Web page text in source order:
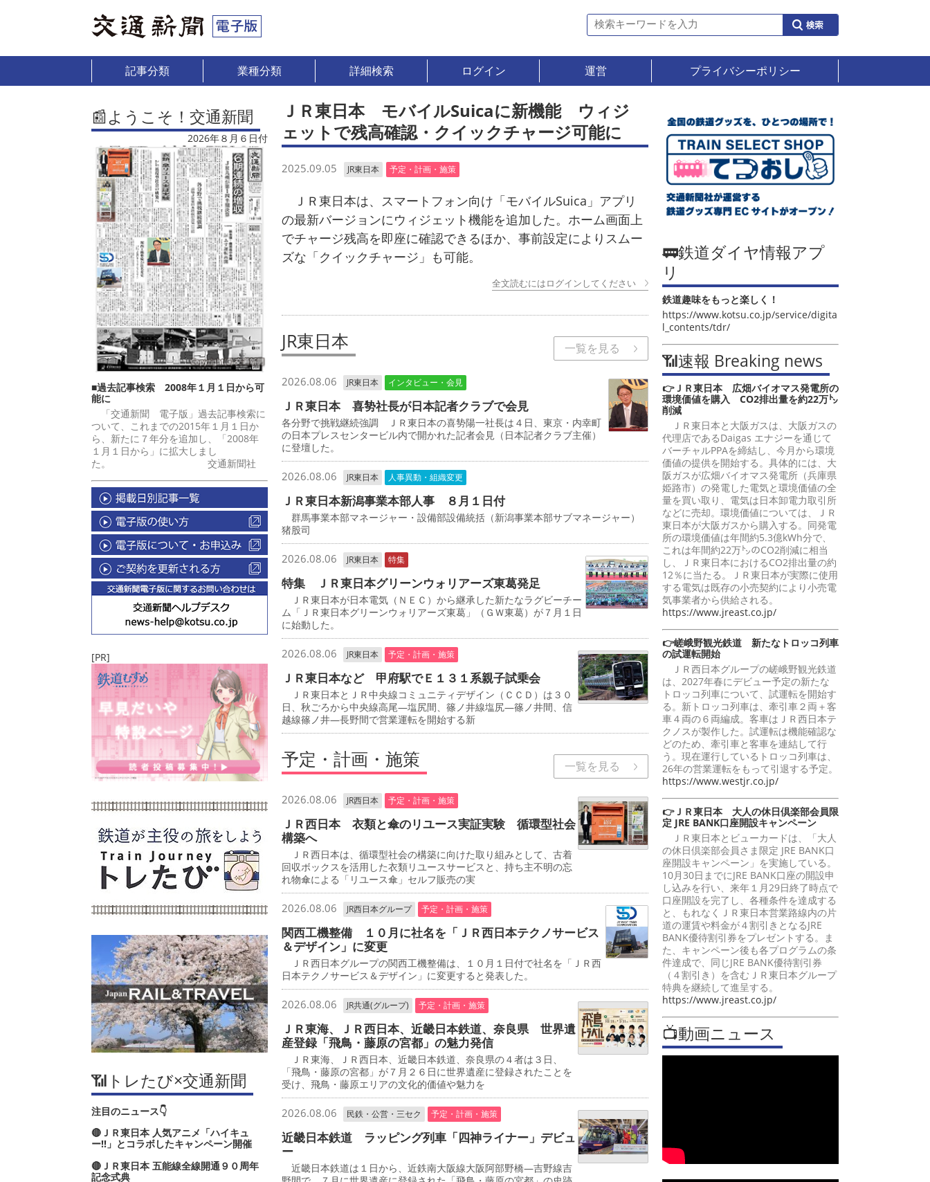
記事分類 業種分類 詳細検索 ログイン 運営 プライバシーポリシー
📰ようこそ！交通新聞
2026年８月６日付
■過去記事検索 2008年１月１日から可
能に
「交通新聞 電子版」過去記事検索に
ついて、これまでの2015年１月１日か
ら、新たに７年分を追加し、「2008年
１月１日から」に拡大しまし
た。 交通新聞社
[PR]
📶トレたび×交通新聞
注目のニュース👇
🔴ＪＲ東日本 人気アニメ「ハイキュ
ー‼」とコラボしたキャンペーン開催
🔴ＪＲ東日本 五能線全線開通９０周年
記念式典
ＪＲ東日本 モバイルSuicaに新機能 ウィジ
ェットで残高確認・クイックチャージ可能に
2025.09.05 JR東日本 予定・計画・施策
ＪＲ東日本は、スマートフォン向け「モバイルSuica」アプリ
の最新バージョンにウィジェット機能を追加した。ホーム画面上
でチャージ残高を即座に確認できるほか、事前設定によりスムー
ズな「クイックチャージ」も可能。
全文読むにはログインしてください
JR東日本 一覧を見る
2026.08.06 JR東日本 インタビュー・会見
ＪＲ東日本 喜㔟社長が日本記者クラブで会見
各分野で挑戦継続強調 ＪＲ東日本の喜㔟陽一社長は４日、東京・内幸町
の日本プレスセンタービル内で開かれた記者会見（日本記者クラブ主催）
に登壇した。
2026.08.06 JR東日本 人事異動・組織変更
ＪＲ東日本新潟事業本部人事 ８月１日付
群馬事業本部マネージャー・設備部設備統括（新潟事業本部サブマネージャー）
猪股司
2026.08.06 JR東日本 特集
特集 ＪＲ東日本グリーンウォリアーズ東葛発足
ＪＲ東日本が日本電気（ＮＥＣ）から継承した新たなラグビーチー
ム「ＪＲ東日本グリーンウォリアーズ東葛」（ＧＷ東葛）が７月１日
に始動した。
2026.08.06 JR東日本 予定・計画・施策
ＪＲ東日本など 甲府駅でＥ１３１系親子試乗会
ＪＲ東日本とＪＲ中央線コミュニティデザイン（ＣＣＤ）は３０
日、秋ごろから中央線高尾―塩尻間、篠ノ井線塩尻―篠ノ井間、信
越線篠ノ井―長野間で営業運転を開始する新
予定・計画・施策 一覧を見る
2026.08.06 JR西日本 予定・計画・施策
ＪＲ西日本 衣類と傘のリユース実証実験 循環型社会
構築へ
ＪＲ西日本は、循環型社会の構築に向けた取り組みとして、古着
回収ボックスを活用した衣類リユースサービスと、持ち主不明の忘
れ物傘による「リユース傘」セルフ販売の実
2026.08.06 JR西日本グループ 予定・計画・施策
関西工機整備 １０月に社名を「ＪＲ西日本テクノサービス
＆デザイン」に変更
ＪＲ西日本グループの関西工機整備は、１０月１日付で社名を「ＪＲ西
日本テクノサービス＆デザイン」に変更すると発表した。
2026.08.06 JR共通(グループ) 予定・計画・施策
ＪＲ東海、ＪＲ西日本、近畿日本鉄道、奈良県 世界遺
産登録「飛鳥・藤原の宮都」の魅力発信
ＪＲ東海、ＪＲ西日本、近畿日本鉄道、奈良県の４者は３日、
「飛鳥・藤原の宮都」が７月２６日に世界遺産に登録されたことを
受け、飛鳥・藤原エリアの文化的価値や魅力を
2026.08.06 民鉄・公営・三セク 予定・計画・施策
近畿日本鉄道 ラッピング列車「四神ライナー」デビュ
ー
近畿日本鉄道は１日から、近鉄南大阪線大阪阿部野橋―吉野線吉
🚃鉄道ダイヤ情報アプ
リ
鉄道趣味をもっと楽しく！
https://www.kotsu.co.jp/service/digita
l_contents/tdr/
📶速報 Breaking news
👉ＪＲ東日本 広畑バイオマス発電所の
環境価値を購入 CO2排出量を約22万㌧
削減
ＪＲ東日本と大阪ガスは、大阪ガスの
代理店であるDaigas エナジーを通じて
バーチャルPPAを締結し、今月から環境
価値の提供を開始する。具体的には、大
阪ガスが広畑バイオマス発電所（兵庫県
姫路市）の発電した電気と環境価値の全
量を買い取り、電気は日本卸電力取引所
などに売却。環境価値については、ＪＲ
東日本が大阪ガスから購入する。同発電
所の環境価値は年間約5.3億kWh分で、
これは年間約22万㌧のCO2削減に相当
し、ＪＲ東日本におけるCO2排出量の約
12％に当たる。ＪＲ東日本が実際に使用
する電気は既存の小売契約により小売電
気事業者から供給される。
https://www.jreast.co.jp/
👉嵯峨野観光鉄道 新たなトロッコ列車
の試運転開始
ＪＲ西日本グループの嵯峨野観光鉄道
は、2027年春にデビュー予定の新たな
トロッコ列車について、試運転を開始す
る。新トロッコ列車は、牽引車２両＋客
車４両の６両編成。客車はＪＲ西日本テ
クノスが製作した。試運転は機能確認な
どのため、牽引車と客車を連結して行
う。現在運行しているトロッコ列車は、
26年の営業運転をもって引退する予定。
https://www.westjr.co.jp/
👉ＪＲ東日本 大人の休日倶楽部会員限
定 JRE BANK口座開設キャンペーン
ＪＲ東日本とビューカードは、「大人
の休日倶楽部会員さま限定 JRE BANK口
座開設キャンペーン」を実施している。
10月30日までにJRE BANK口座の開設申
し込みを行い、来年１月29日終了時点で
口座開設を完了し、各種条件を達成する
と、もれなくＪＲ東日本営業路線内の片
道の運賃や料金が４割引きとなるJRE
BANK優待割引券をプレゼントする。ま
た、キャンペーン後も各プログラムの条
件達成で、同じJRE BANK優待割引券
（４割引き）を含むＪＲ東日本グループ
特典を継続して進呈する。
https://www.jreast.co.jp/
📺動画ニュース